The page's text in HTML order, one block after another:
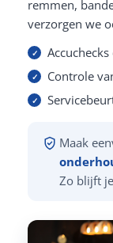
remmen,
verzorgen we
Controle
Maak
Zo blijft